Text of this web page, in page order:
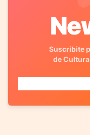
Suscribite
de